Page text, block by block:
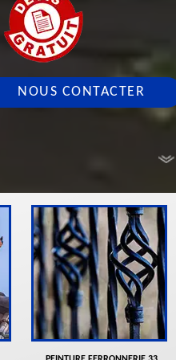
NOUS CONTACTER